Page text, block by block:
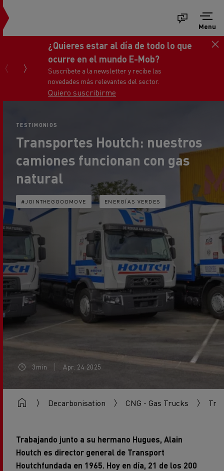
Menu
¿Quieres estar al día de todo lo que
ocurre en el mundo E-Mob?
Suscríbete a la newsletter y recibe las
novedades más relevantes del sector.
Quiero suscribirme
TESTIMONIOS
Transportes Houtch: nuestros
camiones funcionan con gas
natural
#JOINTHEGOODMOVE ENERGÍAS VERDES
3min Apr. 24 2025
Decarbonisation CNG - Gas Trucks
Trabajando junto a su hermano Hugues, Alain
Houtch es director general de Transport
Houtchfundada en 1965. Hoy en día, 21 de los 200